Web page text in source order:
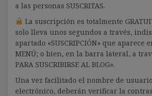
a las personas SUSCRITAS.
La suscripción es totalmente
solo lleva unos segundos a través,
apartado «SUSCRIPCIÓN» que aparece
MENÚ; o bien, en la barra lateral, a
PARA SUSCRIBIRSE AL BLOG».
Una vez facilitado el nombre de
electrónico, deberán verificar la